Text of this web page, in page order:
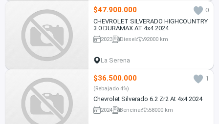
$47.900.000
0
CHEVROLET SILVERADO HIGHCOUNTRY
3.0 DURAMAX AT 4x4 2024
2023 Diesel 92000 km
La Serena
$36.500.000 1
(Rebajado 4%)
Chevrolet Silverado 6.2 Zr2 At 4x4 2024
2024 Bencina 58000 km